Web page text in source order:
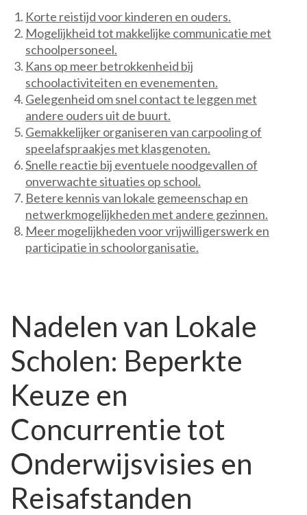
Korte reistijd voor kinderen en ouders.
Mogelijkheid tot makkelijke communicatie met
schoolpersoneel.
Kans op meer betrokkenheid bij
schoolactiviteiten en evenementen.
Gelegenheid om snel contact te leggen met
andere ouders uit de buurt.
Gemakkelijker organiseren van carpooling of
speelafspraakjes met klasgenoten.
Snelle reactie bij eventuele noodgevallen of
onverwachte situaties op school.
Betere kennis van lokale gemeenschap en
netwerkmogelijkheden met andere gezinnen.
Meer mogelijkheden voor vrijwilligerswerk en
participatie in schoolorganisatie.
Nadelen van Lokale
Scholen: Beperkte
Keuze en
Concurrentie tot
Onderwijsvisies en
Reisafstanden